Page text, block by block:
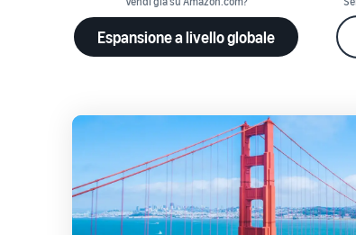
Espansione a livello globale